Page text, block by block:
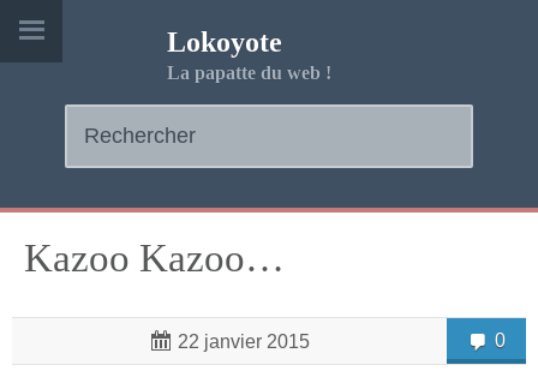
Lokoyote
La papatte du web !
Kazoo Kazoo…
22 janvier 2015 0